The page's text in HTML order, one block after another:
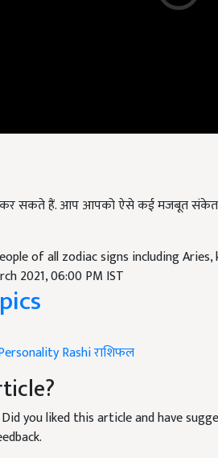
सकते हैं. आप आपको ऐसे कई मजबूत संकेत
of all zodiac signs including
2021, 06:00 PM IST
Rashiराशिफल
you liked this article and have